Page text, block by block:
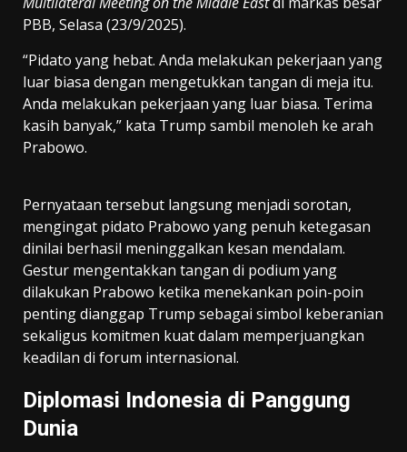
PBB, Selasa (23/9/2025).
“Pidato yang hebat. Anda melakukan pekerjaan yang
luar biasa dengan mengetukkan tangan di meja itu.
Anda melakukan pekerjaan yang luar biasa. Terima
kasih banyak,” kata Trump sambil menoleh ke arah
Prabowo.
Pernyataan tersebut langsung menjadi sorotan,
mengingat pidato Prabowo yang penuh ketegasan
dinilai berhasil meninggalkan kesan mendalam.
Gestur mengentakkan tangan di podium yang
dilakukan Prabowo ketika menekankan poin-poin
penting dianggap Trump sebagai simbol keberanian
sekaligus komitmen kuat dalam memperjuangkan
keadilan di forum internasional.
Diplomasi Indonesia di Panggung
Dunia